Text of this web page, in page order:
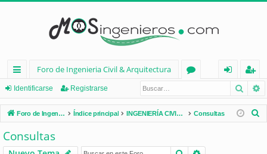
nl
ac
es
rá
Foro de Ingenieria Civil & Arquitectura
os
nt
ifi
eg
ist
ra
Identificarse Registrarse
Foro de Ingenieria Civil & Arquitectura Índice principal INGENIERÍA CIVIL (España) Consultas
Consultas